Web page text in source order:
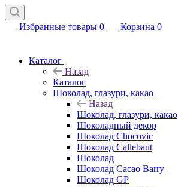
Избранные товары 0 Корзина 0
Каталог
Назад
Каталог
Шоколад, глазури, какао
Назад
Шоколад, глазури, какао
Шоколадный декор
Шоколад Chocovic
Шоколад Callebaut
Шоколад
Шоколад Cacao Barry
Шоколад GP